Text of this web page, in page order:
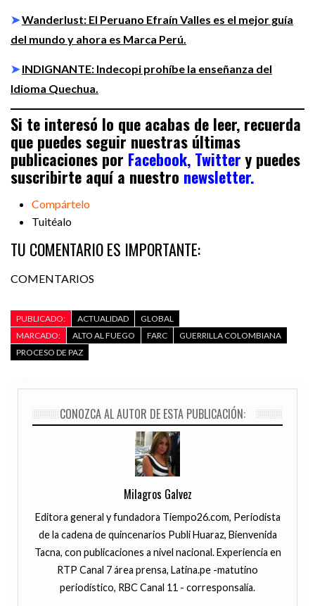
➤Wanderlust: El Peruano Efraín Valles es el mejor guía
del mundo y ahora es Marca Perú.
➤INDIGNANTE: Indecopi prohíbe la enseñanza del
Idioma Quechua.
Si te interesó lo que acabas de leer, recuerda
que puedes seguir nuestras últimas
publicaciones por Facebook, Twitter y puedes
suscribirte aquí a nuestro newsletter.
Compártelo
Tuitéalo
TU COMENTARIO ES IMPORTANTE:
COMENTARIOS
PUBLICADO: ACTUALIDAD
GLOBAL
MARCADO:
ALTO AL FUEGO FARC
GUERRILLA COLOMBIANA
PROCESO DE PAZ
CONOZCA AL AUTOR DE ESTA PUBLICACIÓN:
Milagros Galvez
Editora general y fundadora Tiempo26.com, Periodista
de la cadena de quincenarios Publi Huaraz, Bienvenida
Tacna, con publicaciones a nivel nacional. Experiencia en
RTP Canal 7 área prensa, Latina.pe -matutino
periodístico, RBC Canal 11 - corresponsalía.